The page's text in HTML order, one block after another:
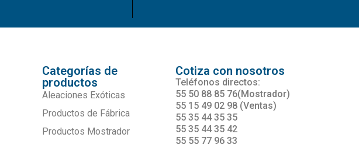
Categorías de
productos
Aleaciones Exóticas
Productos de Fábrica
Productos Mostrador
Cotiza con nosotros
Teléfonos directos:
55 50 88 85 76(Mostrador)
55 15 49 02 98 (Ventas)
55 35 44 35 35
55 35 44 35 42
55 55 77 96 33